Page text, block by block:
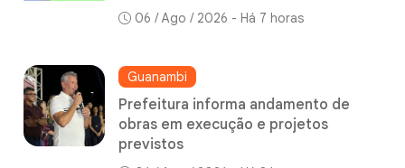
06 / Ago / 2026 - Há 7 horas
Guanambi
Prefeitura informa andamento de
obras em execução e projetos
previstos